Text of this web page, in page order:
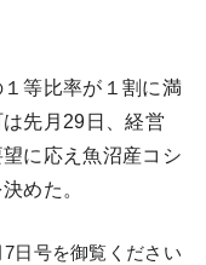
等比率が１割に満
先月29日、経営
に応え魚沼産コシ
めた。
日号を御覧ください